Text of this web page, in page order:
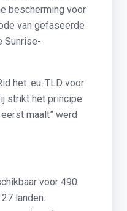
bescherming voor
van gefaseerde
Sunrise-
het .eu-TLD voor
strikt het principe
maalt” werd
voor 490
landen.